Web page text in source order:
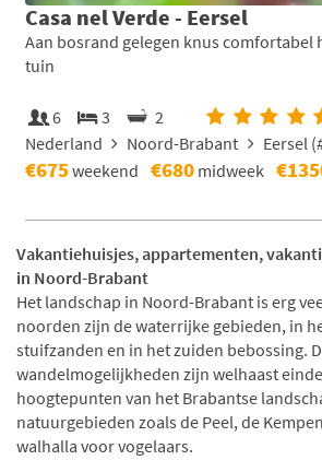
Casa nel Verde - Eersel
Aan bosrand gelegen knus comfortabel
tuin
6 3
2
Nederland
Noord-Brabant Eersel (
€675weekend €680 midweek
Vakantiehuisjes, appartementen,
in Noord-Brabant
Het landschap in Noord-Brabant is erg
noorden zijn de waterrijke gebieden, in
stuifzanden en in het zuiden bebossing.
wandelmogelijkheden zijn welhaast
hoogtepunten van het Brabantse
natuurgebieden zoals de Peel, de
walhalla voor vogelaars.